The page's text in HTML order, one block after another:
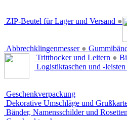
ZIP-Beutel für Lager und Versand ●
Abbrechklingenmesser ●
Tritthocker und Leitern ●
Logistiktaschen und -leisten
Geschenkverpackung
Dekorative Umschläge und
Bänder, Namensschilder und Rosetten